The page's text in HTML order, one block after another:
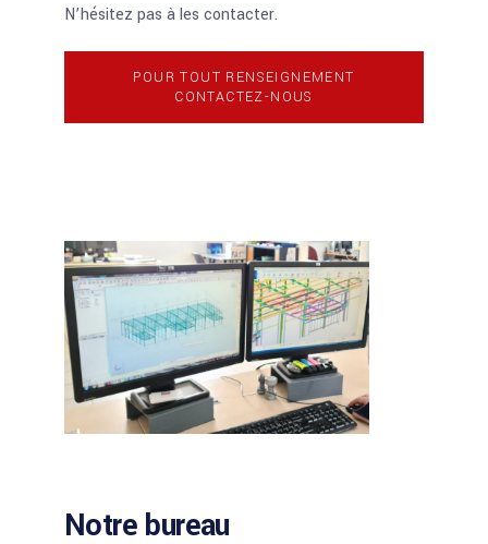
N’hésitez pas à les contacter.
POUR TOUT RENSEIGNEMENT
CONTACTEZ-NOUS
Notre bureau